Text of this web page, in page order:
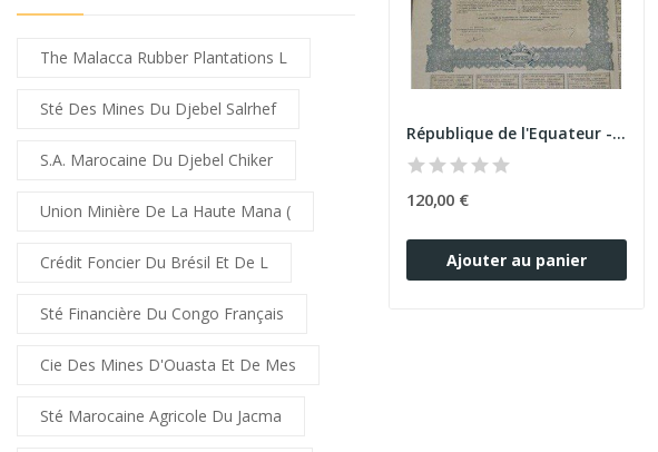
The Malacca Rubber Plantations L
Sté Des Mines Du Djebel Salrhef
S.A. Marocaine Du Djebel Chiker
Union Minière De La Haute Mana (
Crédit Foncier Du Brésil Et De L
Sté Financière Du Congo Français
Cie Des Mines D'Ouasta Et De Mes
Sté Marocaine Agricole Du Jacma
République de l'Equateur - 1ère série...
120,00 €
Ajouter au panier